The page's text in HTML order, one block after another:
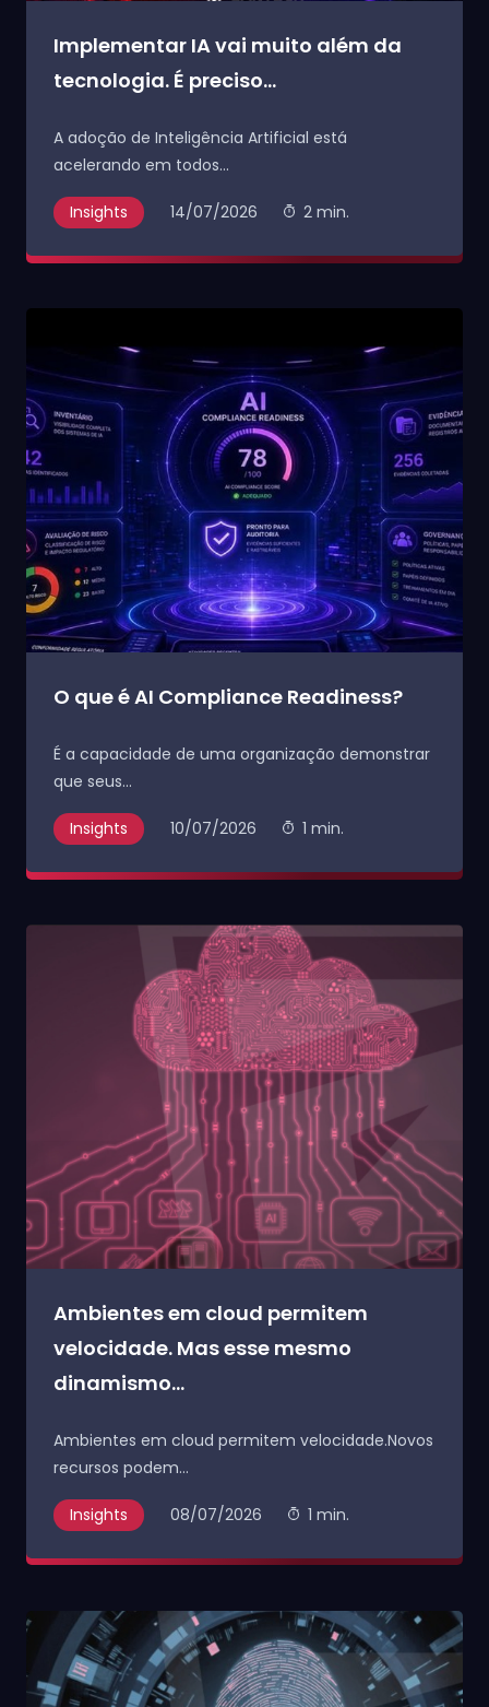
Implementar IA vai muito além da
tecnologia. É preciso...
A adoção de Inteligência Artificial está
acelerando em todos...
Insights 14/07/2026 2 min.
O que é AI Compliance Readiness?
É a capacidade de uma organização demonstrar
que seus...
Insights 10/07/2026 1 min.
Ambientes em cloud permitem
velocidade. Mas esse mesmo
dinamismo...
Ambientes em cloud permitem velocidade.Novos
recursos podem...
Insights 08/07/2026 1 min.